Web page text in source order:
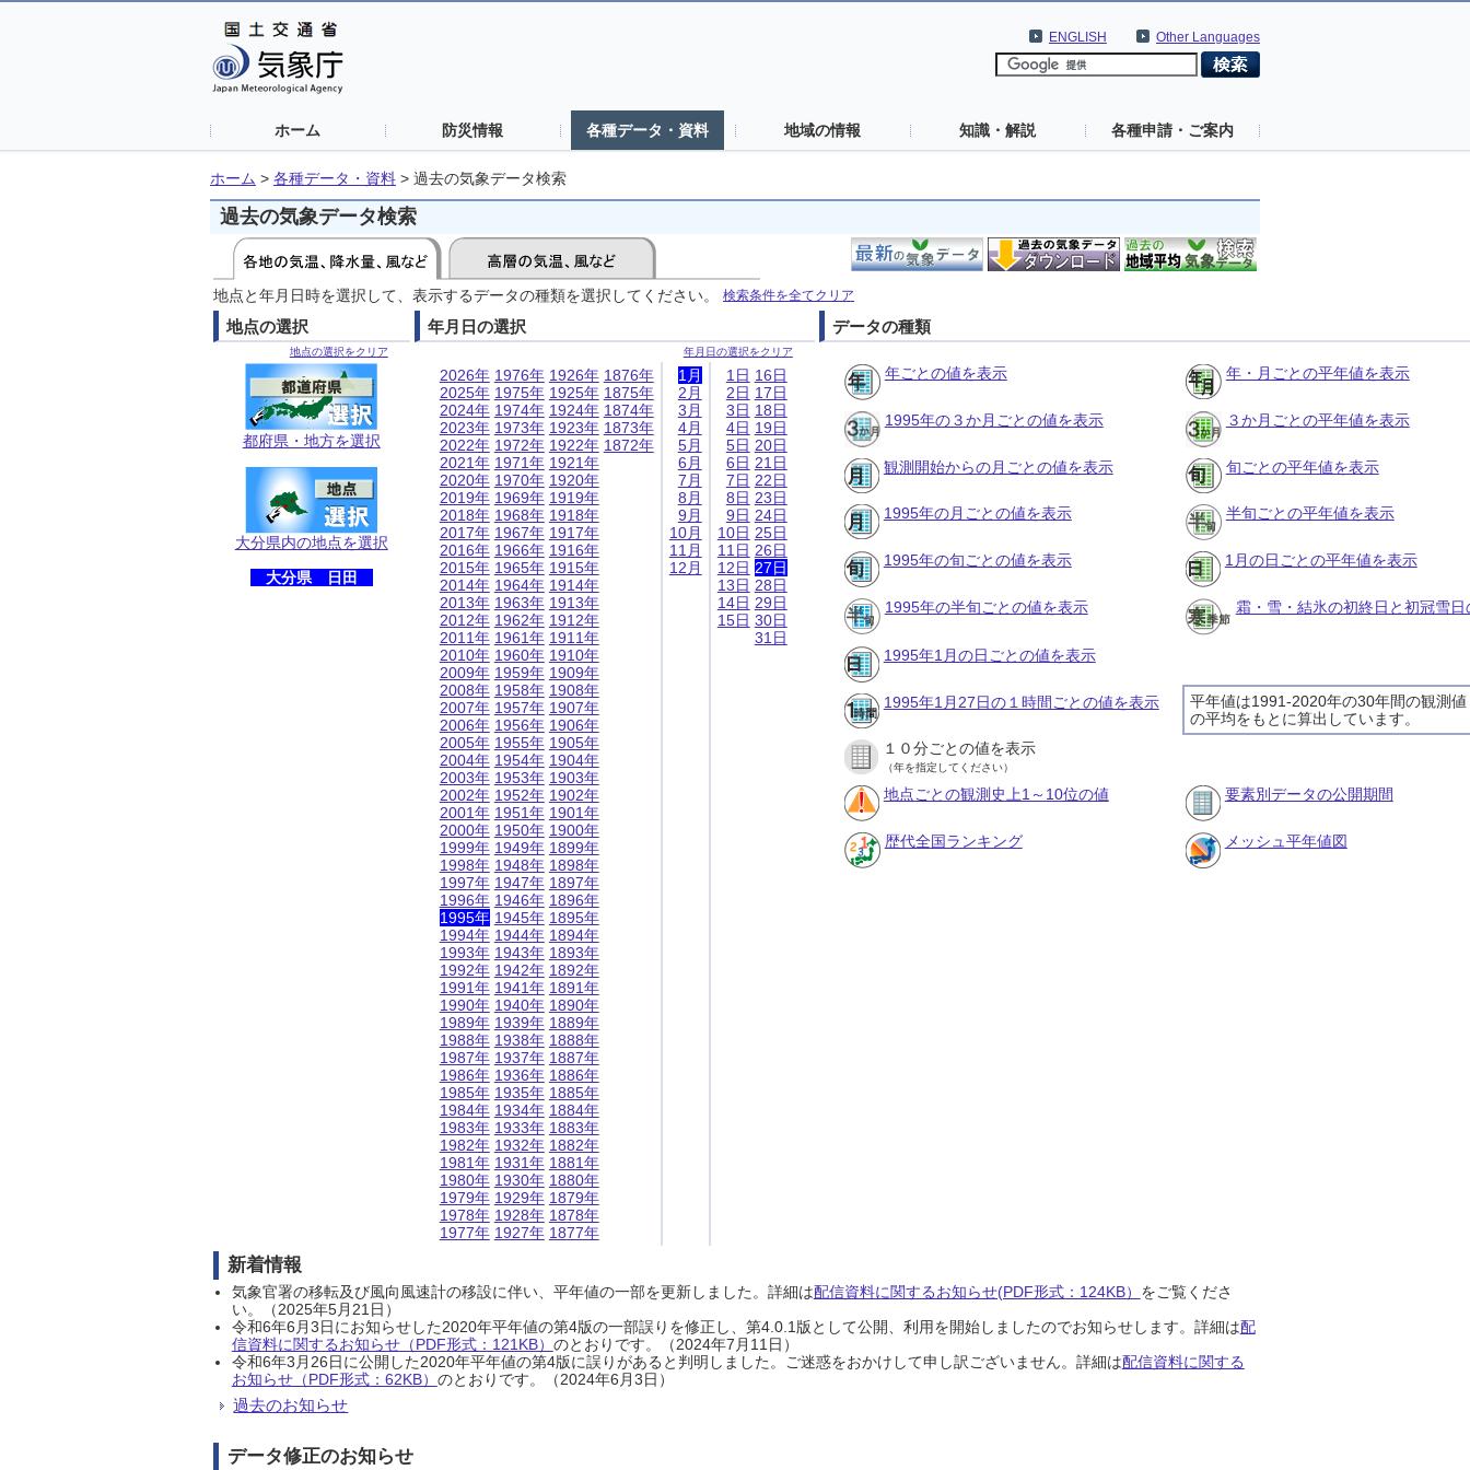
Other Languages
ENGLISH
ホーム 防災情報 各種データ・資料 地域の情報 知識・解説 各種申請・ご案内
ホーム > 各種データ・資料 > 過去の気象データ検索
過去の気象データ検索
地点と年月日時を選択して、表示するデータの種類を選択してください。 検索条件を全てクリア
地点の選択
地点の選択をクリア
都府県・地方を選択
大分県内の地点を選択
大分県 日田
年月日の選択
年月日の選択をクリア
2026年
2025年
2024年
2023年
2022年
2021年
2020年
2019年
2018年
2017年
2016年
2015年
2014年
2013年
2012年
2011年
2010年
2009年
2008年
2007年
2006年
2005年
2004年
2003年
2002年
2001年
2000年
1999年
1998年
1997年
1996年
1995年
1994年
1993年
1992年
1991年
1990年
1989年
1988年
1987年
1986年
1985年
1984年
1983年
1982年
1981年
1980年
1979年
1978年
1977年
1976年
1975年
1974年
1973年
1972年
1971年
1970年
1969年
1968年
1967年
1966年
1965年
1964年
1963年
1962年
1961年
1960年
1959年
1958年
1957年
1956年
1955年
1954年
1953年
1952年
1951年
1950年
1949年
1948年
1947年
1946年
1945年
1944年
1943年
1942年
1941年
1940年
1939年
1938年
1937年
1936年
1935年
1934年
1933年
1932年
1931年
1930年
1929年
1928年
1927年
1926年
1925年
1924年
1923年
1922年
1921年
1920年
1919年
1918年
1917年
1916年
1915年
1914年
1913年
1912年
1911年
1910年
1909年
1908年
1907年
1906年
1905年
1904年
1903年
1902年
1901年
1900年
1899年
1898年
1897年
1896年
1895年
1894年
1893年
1892年
1891年
1890年
1889年
1888年
1887年
1886年
1885年
1884年
1883年
1882年
1881年
1880年
1879年
1878年
1877年
1876年
1875年
1874年
1873年
1872年
1月
2月
3月
4月
5月
6月
7月
8月
9月
10月
11月
12月
1日
2日
3日
4日
5日
6日
7日
8日
9日
10日
11日
12日
13日
14日
15日
16日
17日
18日
19日
20日
21日
22日
23日
24日
25日
26日
27日
28日
29日
30日
31日
データの種類
年ごとの値を表示 年・月ごとの平年値を表示
1995年の３か月ごとの値を表示 ３か月ごとの平年値を表示
観測開始からの月ごとの値を表示 旬ごとの平年値を表示
1995年の月ごとの値を表示 半旬ごとの平年値を表示
1995年の旬ごとの値を表示 1月の日ごとの平年値を表示
1995年の半旬ごとの値を表示 霜・雪・結氷の初終日と初冠雪
1995年1月の日ごとの値を表示
平年値は1991-2020年の30年間の観測値
の平均をもとに算出しています。
1995年1月27日の１時間ごとの値を表示
１０分ごとの値を表示
（年を指定してください）
地点ごとの観測史上1～10位の値 要素別データの公開期間
歴代全国ランキング メッシュ平年値図
新着情報
気象官署の移転及び風向風速計の移設に伴い、平年値の一部を更新しました。詳細は配信資料に関するお知らせ(PDF形式：124KB） をご覧くださ
い。（2025年5月21日）
令和6年6月3日にお知らせした2020年平年値の第4版の一部誤りを修正し、第4.0.1版として公開、利用を開始しましたのでお知らせします。詳細は配
信資料に関するお知らせ（PDF形式：121KB） のとおりです。（2024年7月11日）
令和6年3月26日に公開した2020年平年値の第4版に誤りがあると判明しました。ご迷惑をおかけして申し訳ございません。詳細は配信資料に関する
お知らせ（PDF形式：62KB） のとおりです。（2024年6月3日）
過去のお知らせ
データ修正のお知らせ